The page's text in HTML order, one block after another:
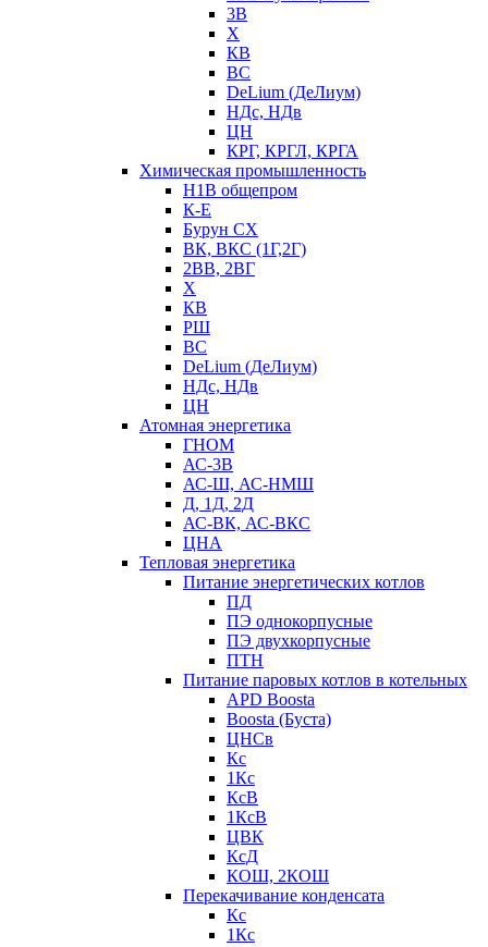
3В
Х
КВ
ВС
DeLium (ДеЛиум)
НДс, НДв
ЦН
КРГ, КРГЛ, КРГА
Химическая промышленность
Н1В общепром
К-Е
Бурун СХ
ВК, ВКС (1Г,2Г)
2ВВ, 2ВГ
Х
КВ
РШ
ВС
DeLium (ДеЛиум)
НДс, НДв
ЦН
Атомная энергетика
ГНОМ
АС-3В
АС-Ш, АС-НМШ
Д, 1Д, 2Д
АС-ВК, АС-ВКС
ЦНА
Тепловая энергетика
Питание энергетических котлов
ПД
ПЭ однокорпусные
ПЭ двухкорпусные
ПТН
Питание паровых котлов в котельных
APD Boosta
Boosta (Буста)
ЦНСв
Кс
1Кс
КсВ
1КсВ
ЦВК
КсД
КОШ, 2КОШ
Перекачивание конденсата
Кс
1Кс